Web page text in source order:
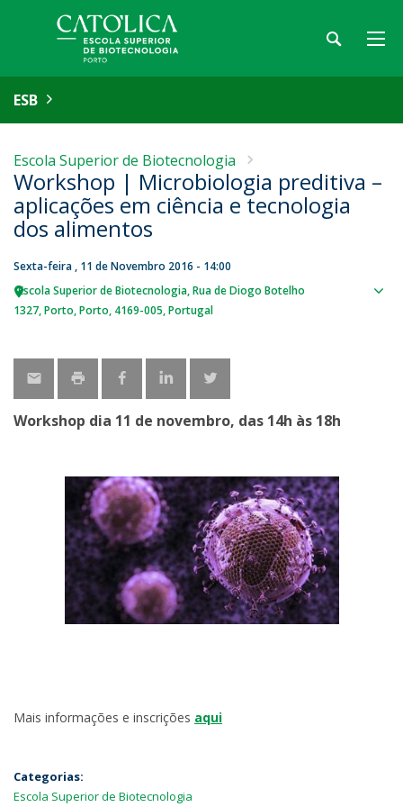
ESB
Escola Superior de Biotecnologia
Workshop | Microbiologia preditiva –
aplicações em ciência e tecnologia
dos alimentos
Sexta-feira , 11 de Novembro 2016 - 14:00
Escola Superior de Biotecnologia Rua de Diogo Botelho
1327 Porto Porto 4169-005 Portugal
Workshop dia 11 de novembro, das 14h às 18h
Mais informações e inscrições aqui
Categorias:
Escola Superior de Biotecnologia